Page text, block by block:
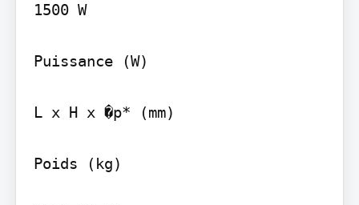
1500 W
Puissance (W)
L x H x �p* (mm)
Poids (kg)